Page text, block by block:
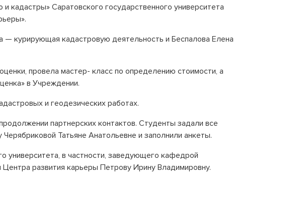
кадастры» Саратовского государственного университета
курирующая кадастровую деятельность и Беспалова Елена
провела мастер- класс по определению стоимости, а
в Учреждении.
и геодезических работах.
партнерских контактов. Студенты задали все
Татьяне Анатольевне и заполнили анкеты.
университета, в частности, заведующего кафедрой
развития карьеры Петрову Ирину Владимировну.